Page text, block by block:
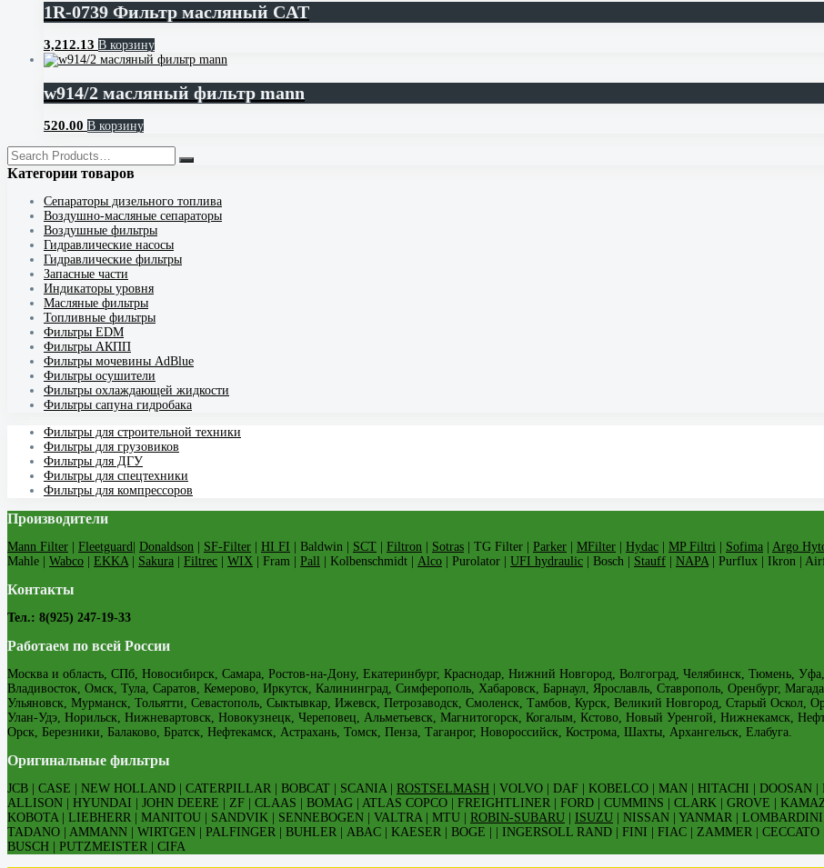
1R-0739 Фильтр масляный CAT
3,212.13 В корзину
w914/2 масляный фильтр mann
520.00 В корзину
Категории товаров
Cепараторы дизельного топлива
Воздушно-масляные сепараторы
Воздушные фильтры
Гидравлические насосы
Гидравлические фильтры
Запасные части
Индикаторы уровня
Масляные фильтры
Топливные фильтры
Фильтры EDM
Фильтры АКПП
Фильтры мочевины AdBlue
Фильтры осушители
Фильтры охлаждающей жидкости
Фильтры сапуна гидробака
Фильтры для строительной техники
Фильтры для грузовиков
Фильтры для ДГУ
Фильтры для спецтехники
Фильтры для компрессоров
Производители
Mann Filter Fleetguard Donaldson SF-Filter HI FI | Baldwin | SCT Filtron Sotras | TG Filter | Parker MFilter Hydac MP Filtri Sofima Argo
Mahle | Wabco EKKA| Sakura Filtrec WIX | Fram | Pall | Kolbenschmidt | Alco | Purolator | UFI hydraulic | Bosch | Stauff NAPA| Purflux | Ikron |
Контакты
Тел.: 8(925) 247-19-33
Работаем по всей России
Москва и область, СПб, Новосибирск, Самара, Ростов-на-Дону, Екатеринбург, Краснодар, Нижний Новгород, Волгоград, Челябинск, Тюмень,
Владивосток, Омск, Тула, Саратов, Кемерово, Иркутск, Калининград, Симферополь, Хабаровск, Барнаул, Ярославль, Ставрополь, Оренбург,
Ульяновск, Мурманск, Тольятти, Севастополь, Сыктывкар, Ижевск, Петрозаводск, Смоленск, Тамбов, Курск, Великий Новгород, Старый
Улан-Удэ, Норильск, Нижневартовск, Новокузнецк, Череповец, Альметьевск, Магнитогорск, Когалым, Кстово, Новый Уренгой, Нижнекамск,
Орск, Березники, Балаково, Братск, Нефтекамск, Астрахань, Томск, Пенза, Таганрог, Новороссийск, Кострома, Шахты, Архангельск, Елабуга.
Оригинальные фильтры
JCB | CASE | NEW HOLLAND | CATERPILLAR | BOBCAT | SCANIA | ROSTSELMASH | VOLVO | DAF | KOBELCO | MAN | HITACHI | DOOSAN
ALLISON | HYUNDAI | JOHN DEERE | ZF | CLAAS | BOMAG | ATLAS COPCO | FREIGHTLINER | FORD | CUMMINS | CLARK | GROVE |
KOBOTA | LIEBHERR | MANITOU | SANDVIK | SENNEBOGEN | VALTRA | MTU | ROBIN-SUBARU ISUZU | NISSAN | YANMAR |
TADANO | AMMANN | WIRTGEN | PALFINGER | BUHLER | ABAC | KAESER | BOGE | | INGERSOLL RAND | FINI | FIAC | ZAMMER | CECCATO
BUSCH | PUTZMEISTER | CIFA